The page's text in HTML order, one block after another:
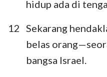
hidup ada di
12 Sekarang
belas
bangsa Israel.